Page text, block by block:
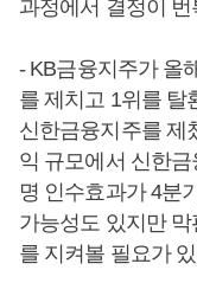
과정에서 결정이
- KB금융지주가 올
를 제치고 1위를 탈
신한금융지주를 제
익 규모에서 신한
명 인수효과가 4분
가능성도 있지만
를 지켜볼 필요가